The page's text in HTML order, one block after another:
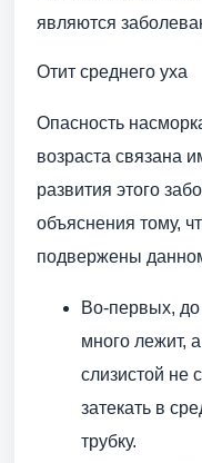
являются
Отит среднего уха
Опасность
возраста связана
развития этого
объяснения тому,
подвержены
Во-первых,
много лежит,
слизистой не
затекать в
трубку.